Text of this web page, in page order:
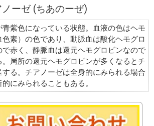
ーゼ (ちあのーぜ)
青紫色になっている状態。血液の色はヘモ
色素）の色であり、動脈血は酸化ヘモグロ
で赤く、静脈血は還元ヘモグロビンなので
局所の還元ヘモグロビンが多くなるとチ
する。チアノーゼは全身的にみられる場合
にみられることもある。